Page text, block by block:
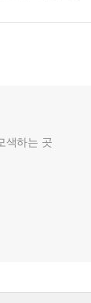
색하는 곳